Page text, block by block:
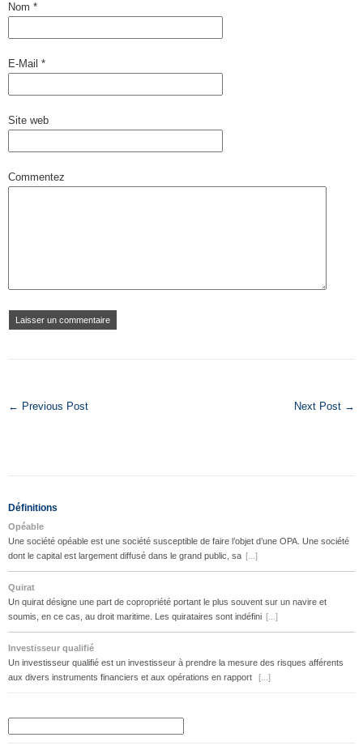
Nom *
E-Mail *
Site web
Commentez
← Previous Post Next Post →
Définitions
Opéable
Une société opéable est une société susceptible de faire l’objet d’une OPA. Une société
dont le capital est largement diffusé dans le grand public, sa [...]
Quirat
Un quirat désigne une part de copropriété portant le plus souvent sur un navire et
soumis, en ce cas, au droit maritime. Les quirataires sont indéfini [...]
Investisseur qualifié
Un investisseur qualifié est un investisseur à prendre la mesure des risques afférents
aux divers instruments financiers et aux opérations en rapport
[...]